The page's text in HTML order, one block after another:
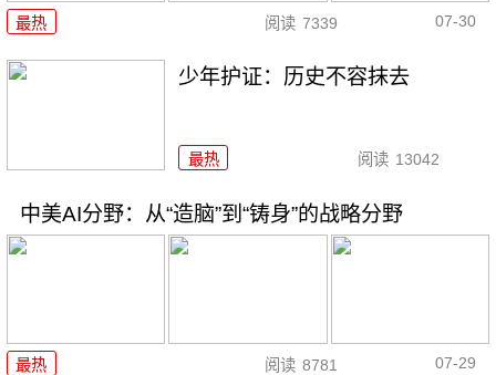
最热 阅读 7339 07-30
少年护证：历史不容抹去
最热 阅读 13042
中美AI分野：从“造脑”到“铸身”的战略分野
最热 阅读 8781 07-29